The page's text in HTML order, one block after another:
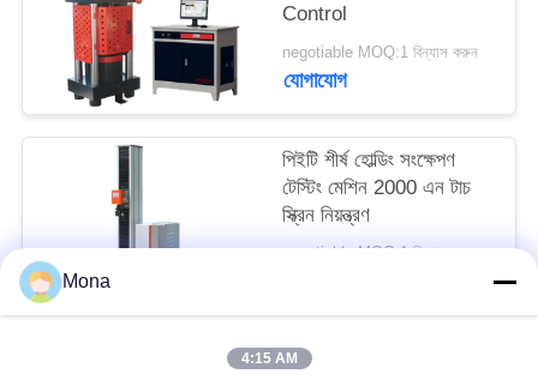
Control
negotiable MOQ:1 বিন্যাস করুন
যোগাযোগ
পিইটি শীর্ষ হোল্ডিং সংক্ষেপণ
টেস্টিং মেশিন 2000 এন টাচ
স্ক্রিন নিয়ন্ত্রণ
negotiable MOQ:1 বিন্যাস করুন
Mona
4:15 AM